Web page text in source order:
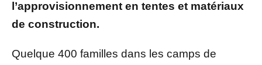
l’approvisionnement en tentes et matériaux
de construction.
Quelque 400 familles dans les camps de